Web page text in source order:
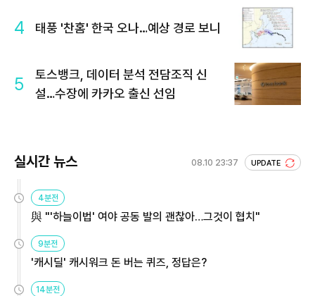
4 태풍 '찬홈' 한국 오나…예상 경로 보니
5
토스뱅크, 데이터 분석 전담조직 신
설…수장에 카카오 출신 선임
실시간 뉴스 08.10 23:37 UPDATE
4분전
與 "'하늘이법' 여야 공동 발의 괜찮아…그것이 협치"
9분전
'캐시딜' 캐시워크 돈 버는 퀴즈, 정답은?
14분전